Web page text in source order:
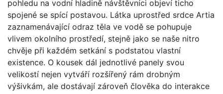
pohledu na vodní hladině návštěvníci objeví ticho
spojené se spící postavou. Látka uprostřed srdce Artia
zaznamenávající odraz těla ve vodě se pohupuje
vlivem okolního prostředí, stejně jako se naše nitro
chvěje při každém setkání s podstatou vlastní
existence. O kousek dál jednotlivé panely svou
velikostí nejen vytváří rozšířený rám drobným
výšivkám, ale dostávají zároveň člověka do interakce